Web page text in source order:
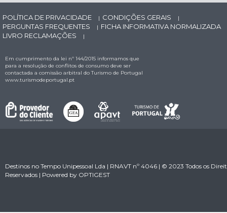
POLÍTICA DE PRIVACIDADE | CONDIÇÕES GERAIS |
PERGUNTAS FREQUENTES | FICHA INFORMATIVA NORMALIZADA
LIVRO RECLAMAÇÕES
|
Em cumprimento da lei nº 144/2015 informamos que
para a resolução de conflitos de consumo deve ser
contactada a comissão arbitral do Turismo de Portugal
www.turismodeportugal.pt
Destinos no Tempo Unipessoal Lda | RNAVT nº 4046 | © 2023 Todos os
Reservados | Powered by OPTIGEST